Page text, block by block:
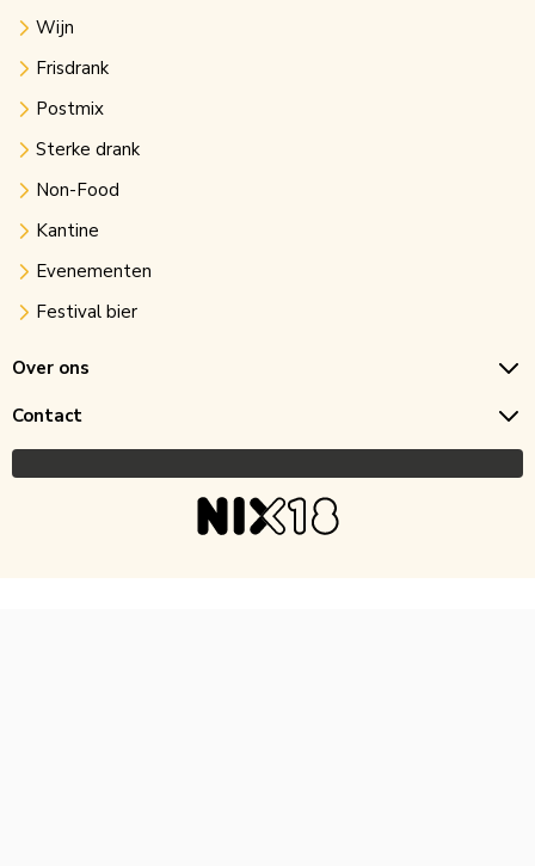
Wijn
Frisdrank
Postmix
Sterke drank
Non-Food
Kantine
Evenementen
Festival bier
Over ons
Contact